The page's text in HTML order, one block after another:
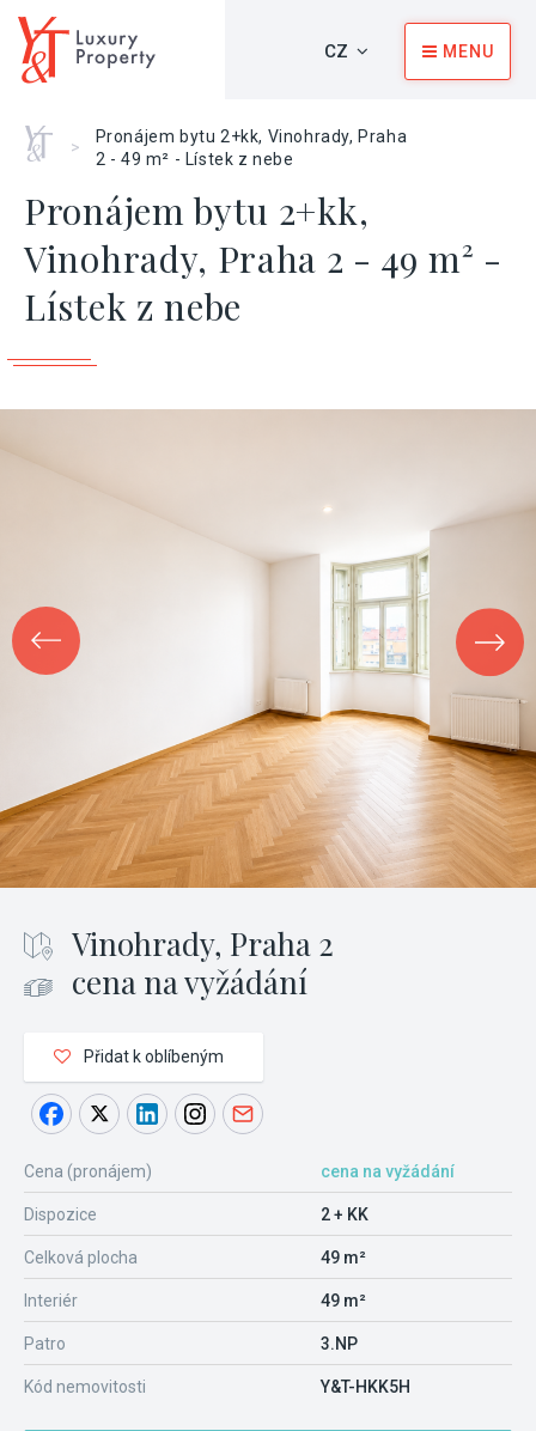
CZ MENU
Home
>
Pronájem bytu 2+kk, Vinohrady, Praha
2 - 49 m² - Lístek z nebe
Pronájem bytu 2+kk,
Vinohrady, Praha 2 - 49 m² -
Lístek z nebe
Vinohrady, Praha 2
cena na vyžádání
Přidat k oblíbeným
Cena (pronájem) cena na vyžádání
Dispozice 2 + KK
Celková plocha 49 m²
Interiér 49 m²
Patro 3.NP
Kód nemovitosti Y&T-HKK5H